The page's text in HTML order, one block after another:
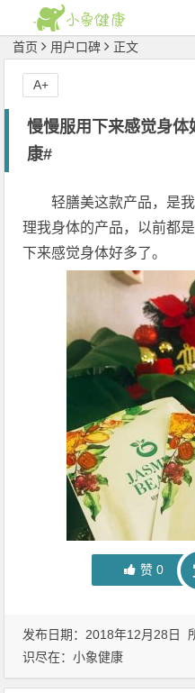
首页 用户口碑 正文
慢慢服用下来感觉身
康#
轻膳美这款产品，是
理我身体的产品，以前都
下来感觉身体好多了。
赞 0
A+
发布日期：2018年12月28日
识尽在：小象健康